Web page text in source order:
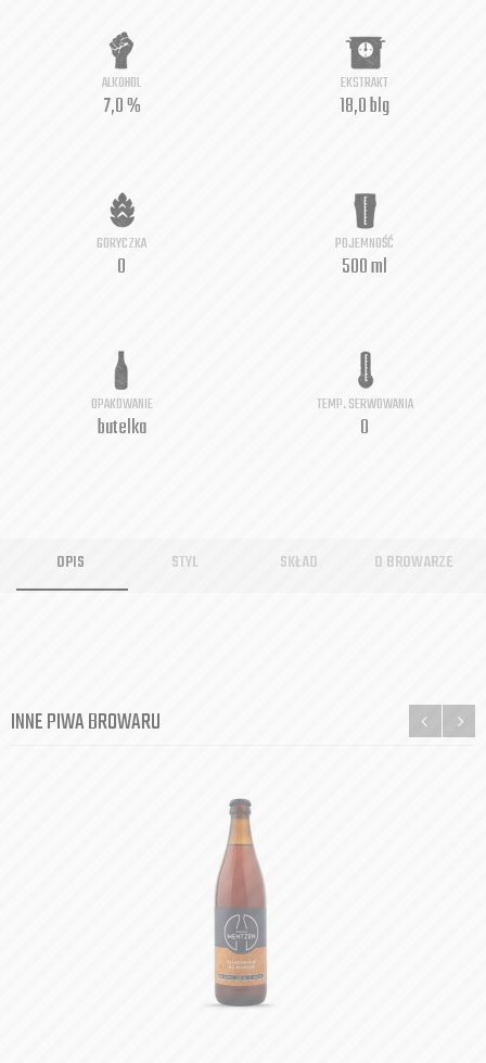
ALKOHOL
7,0 %
EKSTRAKT
18,0 blg
GORYCZKA
0
POJEMNOŚĆ
500 ml
OPAKOWANIE
butelka
TEMP. SERWOWANIA
0
OPIS STYL SKŁAD O BROWARZE
INNE PIWA BROWARU